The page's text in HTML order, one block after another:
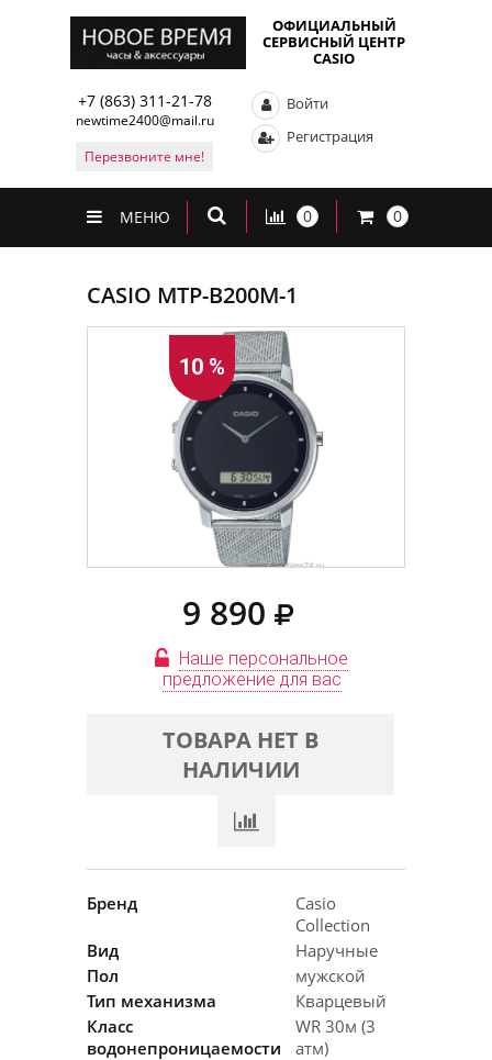
ОФИЦИАЛЬНЫЙ
СЕРВИСНЫЙ ЦЕНТР
CASIO
+7 (863) 311-21-78
newtime2400@mail.ru
Перезвоните мне!
Войти
Регистрация
МЕНЮ 0 0
CASIO MTP-B200M-1
10 %
9 890
Наше персональное
предложение для вас
ТОВАРА НЕТ В
НАЛИЧИИ
Бренд
Casio
Collection
Вид
Наручные
Пол
мужской
Тип механизма
Кварцевый
Класс
водонепроницаемости
WR 30м (3
атм)